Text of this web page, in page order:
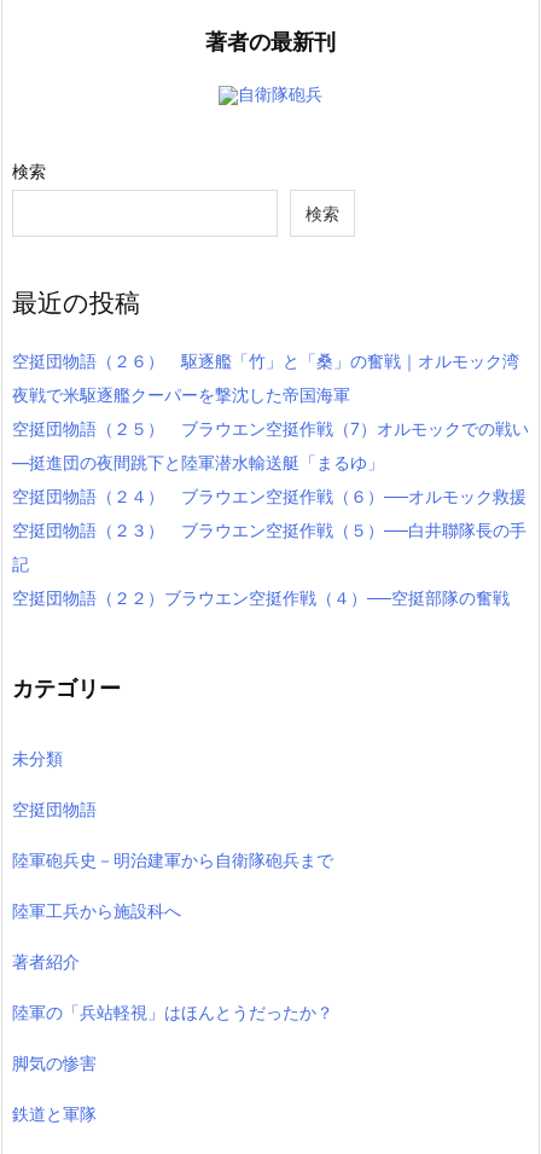
著者の最新刊
自衛隊砲兵
検索
検索
最近の投稿
空挺団物語（２６） 駆逐艦「竹」と「桑」の奮戦｜オルモック湾
夜戦で米駆逐艦クーパーを撃沈した帝国海軍
空挺団物語（２５） ブラウエン空挺作戦（7）オルモックでの戦い
―挺進団の夜間跳下と陸軍潜水輸送艇「まるゆ」
空挺団物語（２４） ブラウエン空挺作戦（６）──オルモック救援
空挺団物語（２３） ブラウエン空挺作戦（５）──白井聯隊長の手
記
空挺団物語（２２）ブラウエン空挺作戦（４）──空挺部隊の奮戦
カテゴリー
未分類
空挺団物語
陸軍砲兵史－明治建軍から自衛隊砲兵まで
陸軍工兵から施設科へ
著者紹介
陸軍の「兵站軽視」はほんとうだったか？
脚気の惨害
鉄道と軍隊